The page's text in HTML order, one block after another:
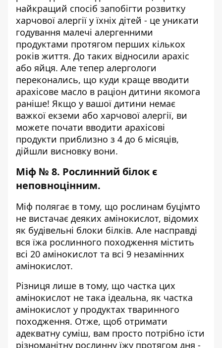
найкращий спосіб запобігти розвитку
харчової алергії у їхніх дітей - це уникати
годування малечі алергенними
продуктами протягом перших кількох
років життя. До таких відносили арахіс
або яйця. Але тепер алергологи
переконались, що куди краще вводити
арахісове масло в раціон дитини якомога
раніше! Якщо у вашої дитини немає
важкої екземи або харчової алергії, ви
можете почати вводити арахісові
продукти приблизно з 4 до 6 місяців,
дійшли висновку вони.
Міф № 8. Рослинний білок є
неповноцінним.
Міф полягає в тому, що рослинам буцімто
не вистачає деяких амінокислот, відомих
як будівельні блоки білків. Але насправді
вся їжа рослинного походження містить
всі 20 амінокислот та всі 9 незамінних
амінокислот.
Різниця лише в тому, що частка цих
амінокислот не така ідеальна, як частка
амінокислот у продуктах тваринного
походження. Отже, щоб отримати
адекватну суміш, вам просто потрібно їсти
різноманітну рослинну їжу протягом дня -